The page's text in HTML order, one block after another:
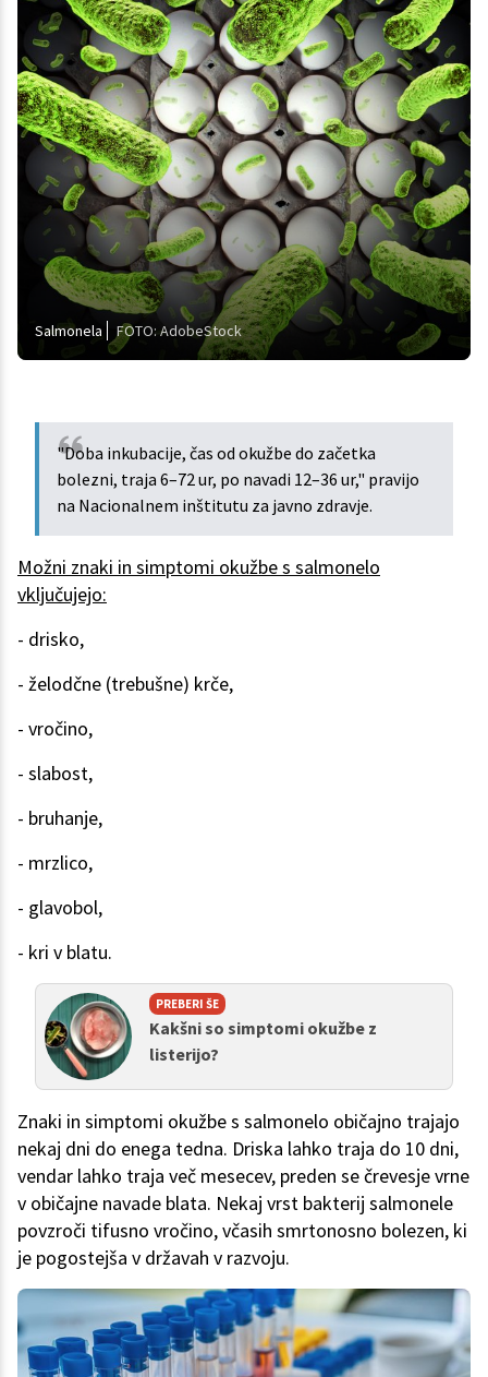
Salmonela FOTO: AdobeStock
"Doba inkubacije, čas od okužbe do začetka
bolezni, traja 6–72 ur, po navadi 12–36 ur," pravijo
na Nacionalnem inštitutu za javno zdravje.
Možni znaki in simptomi okužbe s salmonelo
vključujejo:
- drisko,
- želodčne (trebušne) krče,
- vročino,
- slabost,
- bruhanje,
- mrzlico,
- glavobol,
- kri v blatu.
PREBERI ŠE
Kakšni so simptomi okužbe z
listerijo?
Znaki in simptomi okužbe s salmonelo običajno trajajo
nekaj dni do enega tedna. Driska lahko traja do 10 dni,
vendar lahko traja več mesecev, preden se črevesje vrne
v običajne navade blata. Nekaj vrst bakterij salmonele
povzroči tifusno vročino, včasih smrtonosno bolezen, ki
je pogostejša v državah v razvoju.